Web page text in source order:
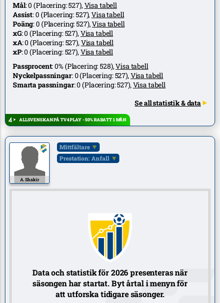
Mål:0(Placering:527),Visa tabell
Assist:0(Placering:527),Visa tabell
Poäng:0(Placering:527),Visa tabell
xG:0(Placering:527),Visa tabell
xA:0(Placering:527),Visa tabell
xP:0(Placering:527),Visa tabell
Passprocent:0%(Placering:528),Visa tabell
Nyckelpassningar:0(Placering:527),Visa tabell
Smarta passningar:0(Placering:527),Visa tabell
Se all statistik & data
ALLSVENSKAN PÅ TV4 PLAY - 50% RABATT 1 MÅN
A. Shakir
Mittfältare
Prestation: Anfall
Data och statistik för 2026 presenteras när
säsongen har startat. Byt årtal i menyn för
att utforska tidigare säsonger.